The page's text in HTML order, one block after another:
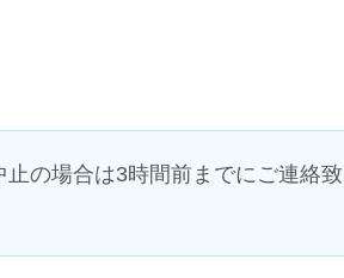
の場合は3時間前までにご連絡致